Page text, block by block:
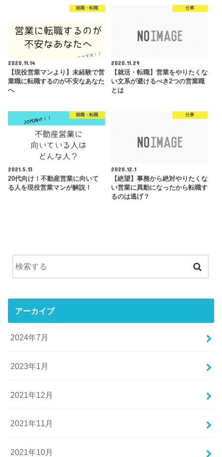
就職・転職
2020.11.14
【現役営業マンより】未経験で営
業職に転職するのが不安なあなた
へ
仕事
2020.11.29
【就活・転職】営業をやりたくな
い文系が避けるべき2つの営業職
とは
就職・転職
2021.5.13
20代向け！不動産営業に向いて
る人を現役営業マンが解説！
仕事
2020.12.1
【絶望】事務から絶対やりたくな
い営業に異動になったから転職す
るのは逃げ？
アーカイブ
2024年7月
2023年1月
2021年12月
2021年11月
2021年10月